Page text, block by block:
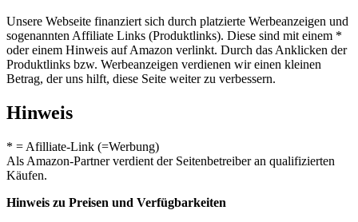
Unsere Webseite finanziert sich durch platzierte Werbeanzeigen und
sogenannten Affiliate Links (Produktlinks). Diese sind mit einem *
oder einem Hinweis auf Amazon verlinkt. Durch das Anklicken der
Produktlinks bzw. Werbeanzeigen verdienen wir einen kleinen
Betrag, der uns hilft, diese Seite weiter zu verbessern.
Hinweis
* = Afilliate-Link (=Werbung)
Als Amazon-Partner verdient der Seitenbetreiber an qualifizierten
Käufen.
Hinweis zu Preisen und Verfügbarkeiten